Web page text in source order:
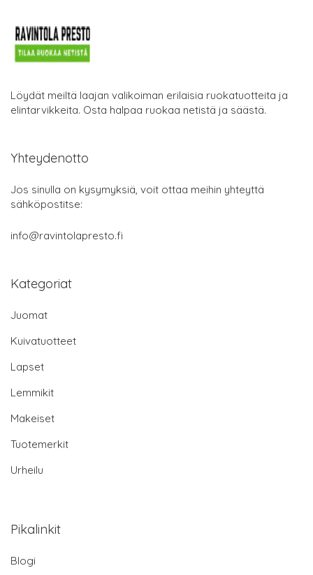
Löydät meiltä laajan valikoiman erilaisia ruokatuotteita ja
elintarvikkeita. Osta halpaa ruokaa netistä ja säästä.
Yhteydenotto
Jos sinulla on kysymyksiä, voit ottaa meihin yhteyttä
sähköpostitse:
info@ravintolapresto.fi
Kategoriat
Juomat
Kuivatuotteet
Lapset
Lemmikit
Makeiset
Tuotemerkit
Urheilu
Pikalinkit
Blogi